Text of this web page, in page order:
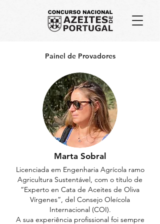
Painel de Provadores
Marta Sobral
Licenciada em Engenharia Agrícola ramo
Agricultura Sustentável, com o título de
“Experto en Cata de Aceites de Oliva
Vírgenes”, del Consejo Oleícola
Internacional (COI).
A sua experiência profissional foi sempre